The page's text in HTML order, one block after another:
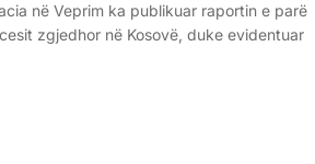
në Veprim ka publikuar raportin e parë
zgjedhor në Kosovë, duke evidentuar